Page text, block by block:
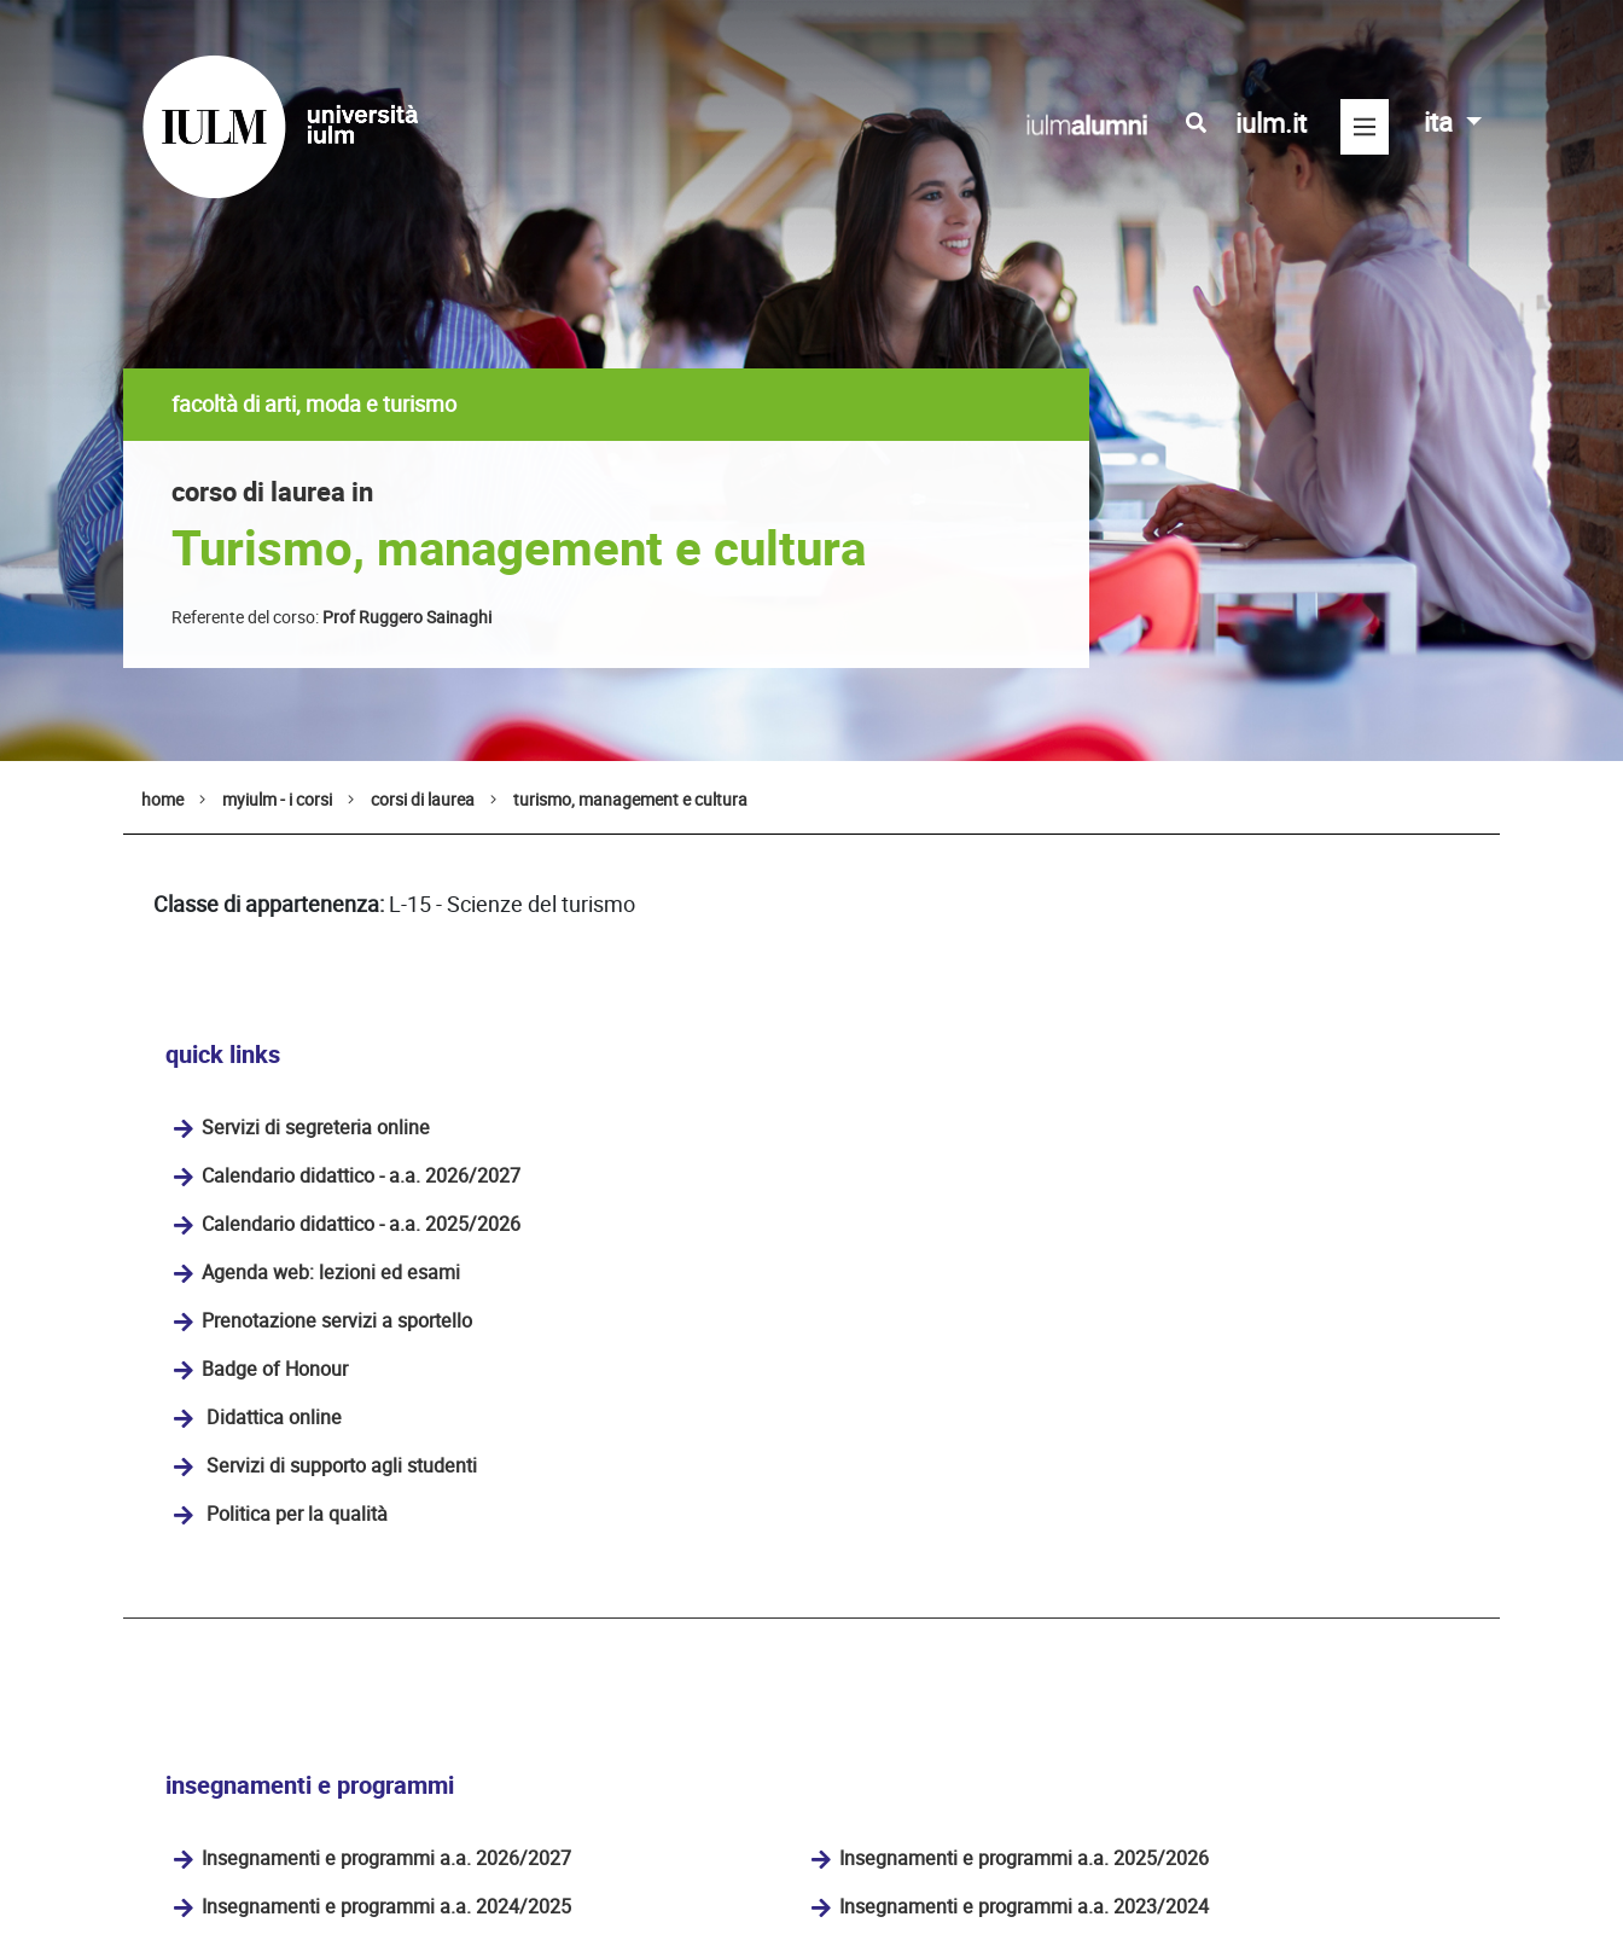
iulm.it ita
facoltà di arti, moda e turismo
corso di laurea in
Turismo, management e cultura
Referente del corso: Prof Ruggero Sainaghi
home myiulm - i corsi corsi di laurea turismo, management e cultura
Classe di appartenenza: L-15 - Scienze del turismo
quick links
Servizi di segreteria online
Calendario didattico - a.a. 2026/2027
Calendario didattico - a.a. 2025/2026
Agenda web: lezioni ed esami
Prenotazione servizi a sportello
Badge of Honour
Didattica online
Servizi di supporto agli studenti
Politica per la qualità
insegnamenti e programmi
Insegnamenti e programmi a.a. 2026/2027
Insegnamenti e programmi a.a. 2025/2026
Insegnamenti e programmi a.a. 2024/2025
Insegnamenti e programmi a.a. 2023/2024